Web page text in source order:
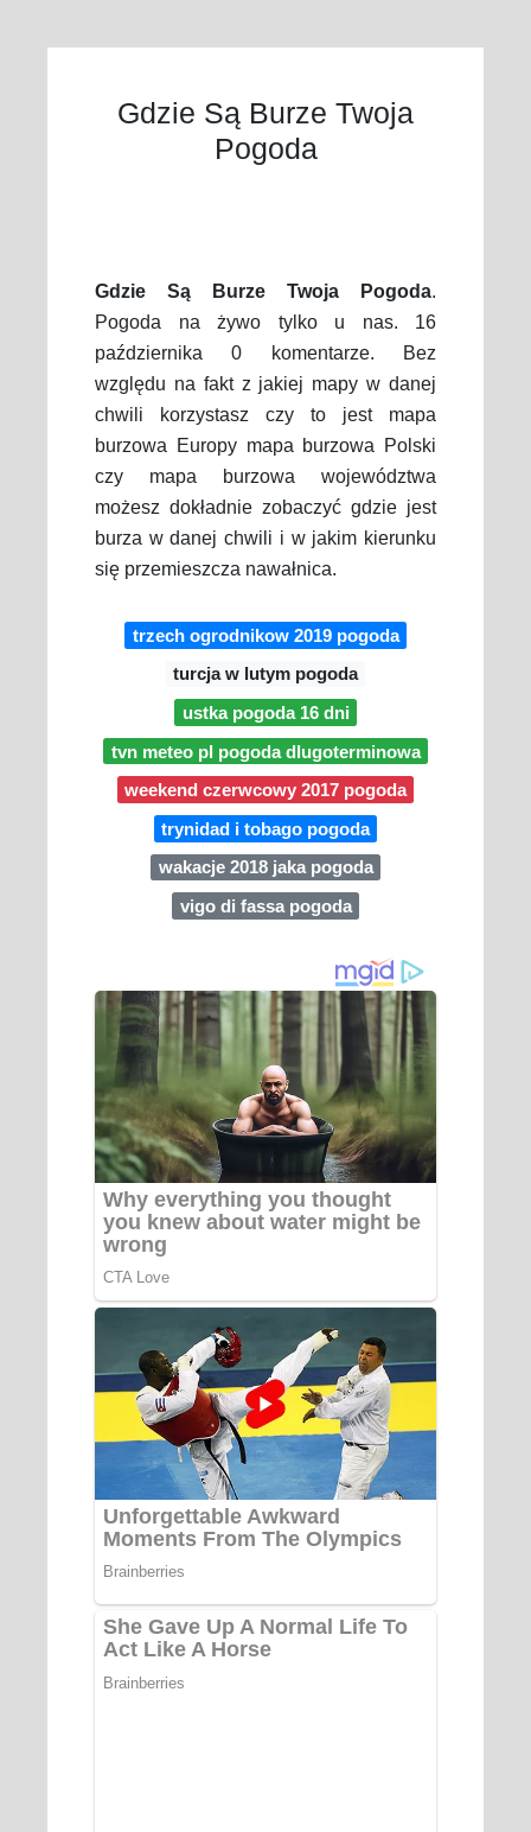
Gdzie Są Burze Twoja
Pogoda
Gdzie Są Burze Twoja Pogoda.
Pogoda na żywo tylko u nas. 16
października 0 komentarze. Bez
względu na fakt z jakiej mapy w danej
chwili korzystasz czy to jest mapa
burzowa Europy mapa burzowa Polski
czy mapa burzowa województwa
możesz dokładnie zobaczyć gdzie jest
burza w danej chwili i w jakim kierunku
się przemieszcza nawałnica.
trzech ogrodnikow 2019 pogoda
turcja w lutym pogoda
ustka pogoda 16 dni
tvn meteo pl pogoda dlugoterminowa
weekend czerwcowy 2017 pogoda
trynidad i tobago pogoda
wakacje 2018 jaka pogoda
vigo di fassa pogoda